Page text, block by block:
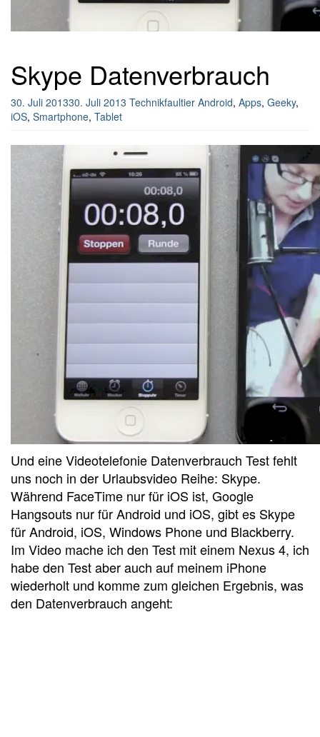
Skype Datenverbrauch
30. Juli 201330. Juli 2013 Technikfaultier Android, Apps, Geeky,
iOS, Smartphone, Tablet
Und eine Videotelefonie Datenverbrauch Test fehlt
uns noch in der Urlaubsvideo Reihe: Skype.
Während FaceTime nur für iOS ist, Google
Hangsouts nur für Android und iOS, gibt es Skype
für Android, iOS, Windows Phone und Blackberry.
Im Video mache ich den Test mit einem Nexus 4, ich
habe den Test aber auch auf meinem iPhone
wiederholt und komme zum gleichen Ergebnis, was
den Datenverbrauch angeht: